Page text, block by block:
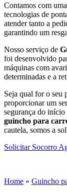
Contamos com
tecnologias de
atender tanto a
garantindo um
Nosso serviço de
foi desenvolvido
máquinas com
determinadas e a
Seja qual for o seu
proporcionar um
segurança do
guincho para
cautela, somos a
Solicitar Socorro
Home » Guincho